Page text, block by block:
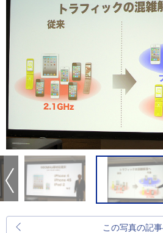
この写真の記